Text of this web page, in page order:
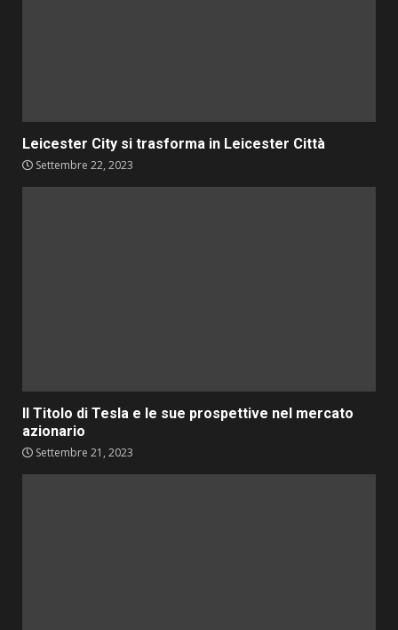
Leicester City si trasforma in Leicester Città
Settembre 22, 2023
Il Titolo di Tesla e le sue prospettive nel mercato
azionario
Settembre 21, 2023